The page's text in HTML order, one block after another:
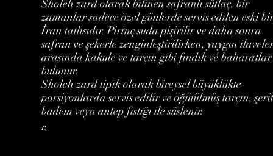
Sholeh zard olarak bilinen safranlı sütlaç, bir
zamanlar sadece özel günlerde servis edilen eski
İran tatlısıdır. Pirinç suda pişirilir ve daha sonra
safran ve şekerle zenginleştirilirken, yaygın
arasında kakule ve tarçın gibi fındık ve baharatlar
bulunur.
Sholeh zard tipik olarak bireysel büyüklükte
porsiyonlarda servis edilir ve öğütülmüş tarçın, şerit
badem veya antep fıstığı ile süslenir.
r.